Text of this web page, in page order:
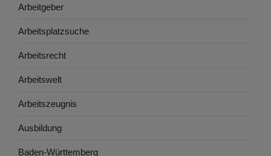
Arbeitgeber
Arbeitsplatzsuche
Arbeitsrecht
Arbeitswelt
Arbeitszeugnis
Ausbildung
Baden-Württemberg